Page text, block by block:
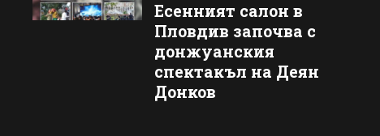
Есенният салон в
Пловдив започва с
донжуанския
спектакъл на Деян
Донков